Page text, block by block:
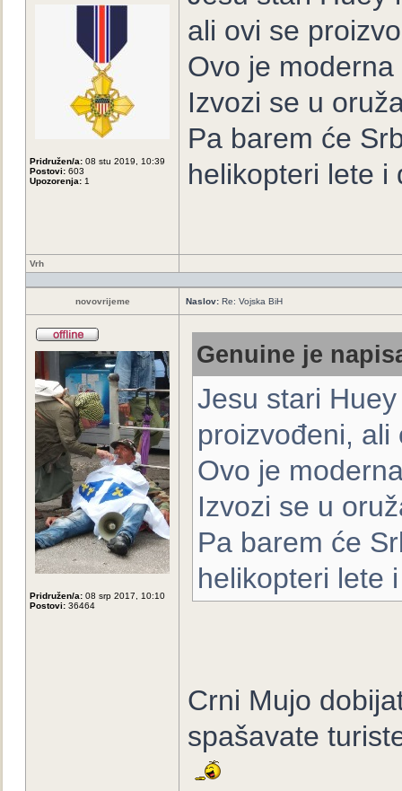
Pridružen/a: 08 stu 2019, 10:39
Postovi: 603
Upozorenja: 1
ali ovi se
Ovo je
Izvozi se u
Pa barem će
helikopteri lete i
Vrh
novovrijeme Naslov: Re: Vojska BiH
Pridružen/a: 08 srp 2017, 10:10
Postovi: 36464
Genuine je
Jesu stari
proizvođeni, ali
Ovo je
Izvozi se u
Pa barem će
helikopteri lete
Crni Mujo
spašavate